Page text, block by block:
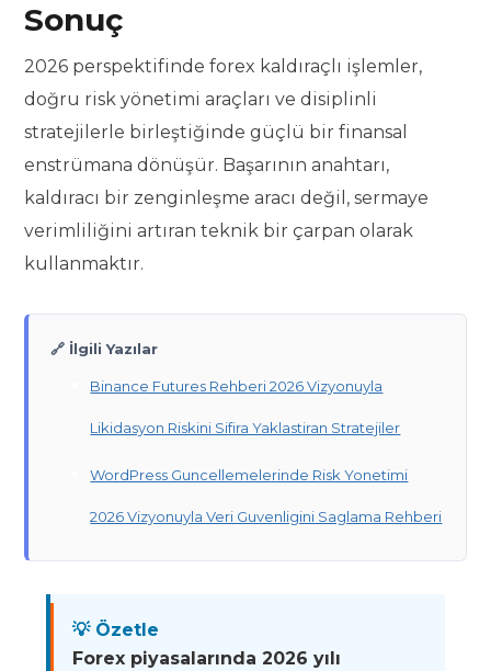
Sonuç
2026 perspektifinde forex kaldıraçlı işlemler,
doğru risk yönetimi araçları ve disiplinli
stratejilerle birleştiğinde güçlü bir finansal
enstrümana dönüşür. Başarının anahtarı,
kaldıracı bir zenginleşme aracı değil, sermaye
verimliliğini artıran teknik bir çarpan olarak
kullanmaktır.
🔗 İlgili Yazılar
Binance Futures Rehberi 2026 Vizyonuyla
Likidasyon Riskini Sifira Yaklastiran Stratejiler
WordPress Guncellemelerinde Risk Yonetimi
2026 Vizyonuyla Veri Guvenligini Saglama Rehberi
💡 Özetle
Forex piyasalarında 2026 yılı